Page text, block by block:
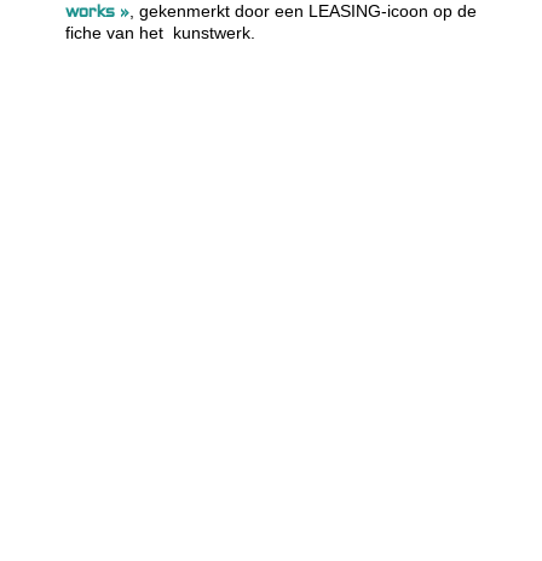
works »
, gekenmerkt door een LEASING-icoon op de
fiche van het kunstwerk.